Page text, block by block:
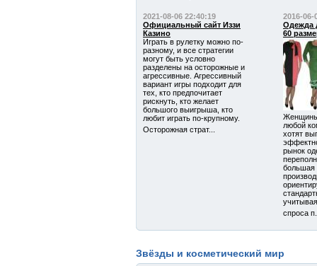
2021-08-06 22:40:19
Официальный сайт Иззи
Казино
Играть в рулетку можно по-
разному, и все стратегии
могут быть условно
разделены на осторожные и
агрессивные. Агрессивный
вариант игры подходит для
тех, кто предпочитает
рискнуть, кто желает
большого выигрыша, кто
любит играть по-крупному.
Осторожная страт...
2016-06-
Одежда
60
Женщины
любой
хотят
рынок
большая
спроса
Звёзды и косметический мир